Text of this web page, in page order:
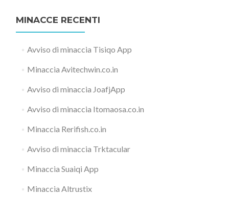
MINACCE RECENTI
Avviso di minaccia Tisiqo App
Minaccia Avitechwin.co.in
Avviso di minaccia JoafjApp
Avviso di minaccia Itomaosa.co.in
Minaccia Rerifish.co.in
Avviso di minaccia Trktacular
Minaccia Suaiqi App
Minaccia Altrustix